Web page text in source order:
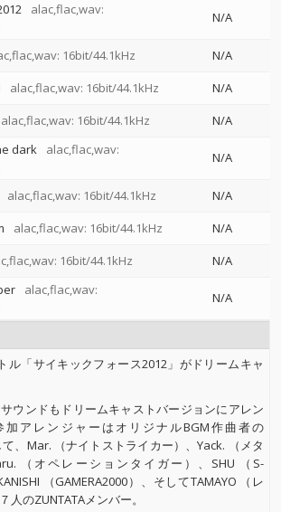
alac,flac,wav:
N/A
16bit/44.1kHz
N/A
alac,flac,wav: 16bit/44.1kHz
N/A
alac,flac,wav: 16bit/44.1kHz N/A
dark
alac,flac,wav:
N/A
alac,flac,wav: 16bit/44.1kHz
N/A
alac,flac,wav: 16bit/44.1kHz
N/A
16bit/44.1kHz N/A
alac,flac,wav:
N/A
ル「サイキックフォース2012」がドリームキャ
ウンドもドリームキャストバージョンにアレン
加アレンジャーはオリジナルBGM作曲者の
、Mar. （ナイトストライカー）、Yack. （メタ
（オペレーションタイガー）、SHU （S-
（GAMERA2000）、そしてTAMAYO （レ
人のZUNTATAメンバー。